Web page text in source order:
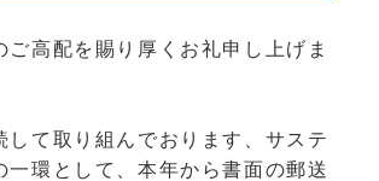
ご高配を賜り厚くお礼申し上げま
して取り組んでおります、サステ
一環として、本年から書面の郵送